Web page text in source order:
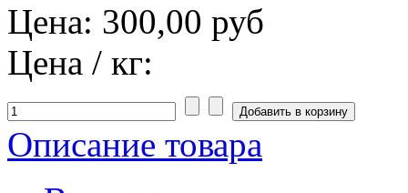
Цена: 300,00 руб
Цена / кг:
Описание товара